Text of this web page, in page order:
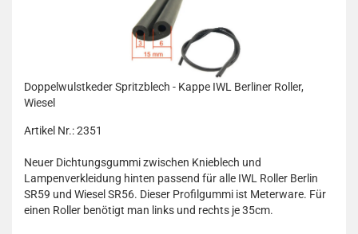
Doppelwulstkeder Spritzblech - Kappe IWL Berliner Roller,
Wiesel
Artikel Nr.: 2351
Neuer Dichtungsgummi zwischen Knieblech und
Lampenverkleidung hinten passend für alle IWL Roller Berlin
SR59 und Wiesel SR56. Dieser Profilgummi ist Meterware. Für
einen Roller benötigt man links und rechts je 35cm.